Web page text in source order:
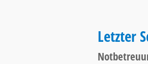
Letzter